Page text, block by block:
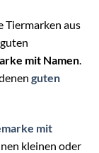
Tiermarken aus
mit Namen.
guten
mit
kleinen oder